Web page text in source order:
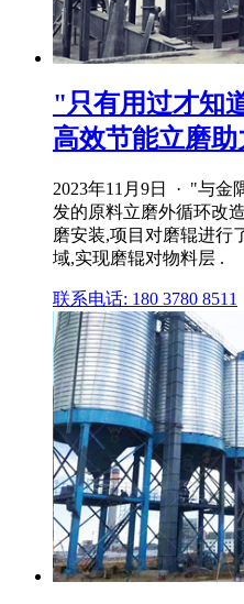
"只有用过才知
高效节能立磨助
2023年11月9日 · "与金
发的原料立磨外循环改
磨安装,项目对磨辊进行
域,实现磨辊对物料层 .
联系电话: 180 3780 8511